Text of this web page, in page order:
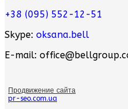
+38 (095) 552-12-51
Skype: oksana.bell
E-mail:
Продвижение сайта
pr-seo.com.ua